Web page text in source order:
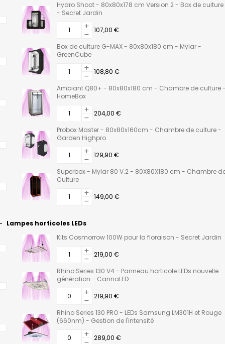
Hydro Shoot - 80x80x178 cm Version 2 - Box de culture
- Secret Jardin
107,00 €
Box de culture G-MAX - 80x80x180 cm - Mylar -
GreenCube
108,80 €
Ambiant Q80+ - 80x80x180 cm - Chambre de culture
HomeBox
204,00 €
Probox Master - 80x80x160cm - Chambre de culture -
Garden Highpro
129,90 €
Superbox - Mylar 80 V.2 - 80X80X180 cm - Chambre
Culture
149,00 €
Lampes horticoles LEDs
Kits Cosmorrow 100W pour la floraison - Secret Jardin
219,00 €
Rhino Series 130 V4 - Panneau horticole LEDs nouvelle
génération - CannaLED
219,90 €
Rhino Series 130 PRO - LEDs Samsung LM301H et Rouge
(660nm) - Gestion de l'intensité
289,00 €